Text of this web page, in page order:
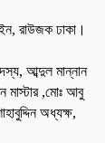
রাউজক ঢাকা।
আব্দুল মান্নান
মাস্টার ,মোঃ আবু
অধ্যক্ষ,